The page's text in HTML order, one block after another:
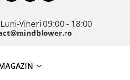
Luni-Vineri 09:00 - 18:00